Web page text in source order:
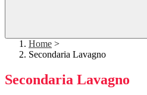
Home >
Secondaria Lavagno
Secondaria Lavagno